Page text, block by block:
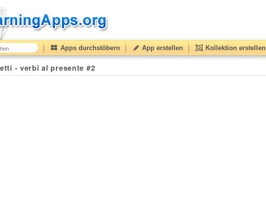
Apps durchstöbern App erstellen Kollektion erstellen
- verbi al presente #2